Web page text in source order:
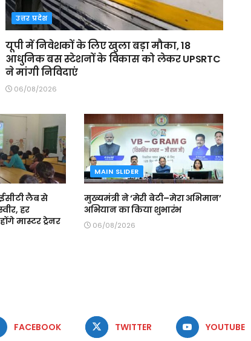
उत्तर प्रदेश
यूपी में निवेशकों के लिए खुला बड़ा मौका, 18
आधुनिक बस स्टेशनों के विकास को लेकर UPSRTC
ने मांगी निविदाएं
06/08/2026
लैब से
हर
मास्टर ट्रेनर
MAIN SLIDER
मुख्यमंत्री ने ‘मेरी बेटी–मेरा अभिमान’
अभियान का किया शुभारंभ
06/08/2026
FACEBOOK TWITTER YOUTUBE